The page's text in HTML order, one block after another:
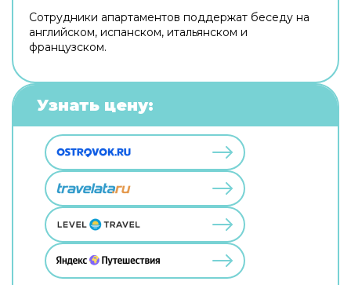
Сотрудники апартаментов поддержат беседу на
английском, испанском, итальянском и
французском.
Узнать цену: